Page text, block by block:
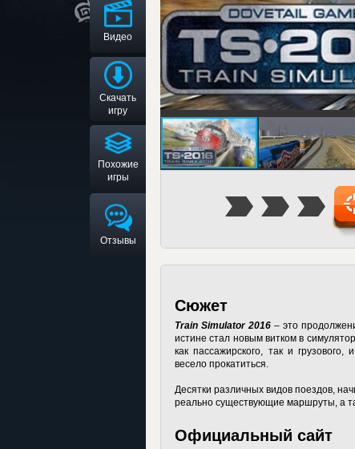
Видео
Скачать
игру
Похожие
игры
Отзывы
Сюжет
Train Simulator 2016– это
истине стал новым витком в
как пассажирского, так и
весело прокатиться.
Десятки различных видов поездов,
реально существующие маршруты, а
Официальный сайт